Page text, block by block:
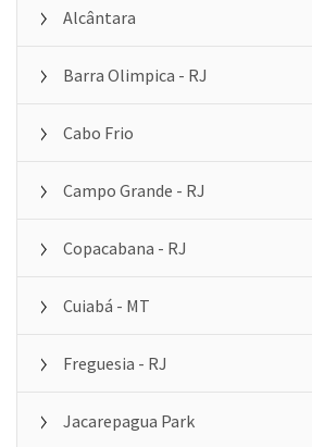
Alcântara
Barra Olimpica - RJ
Cabo Frio
Campo Grande - RJ
Copacabana - RJ
Cuiabá - MT
Freguesia - RJ
Jacarepagua Park